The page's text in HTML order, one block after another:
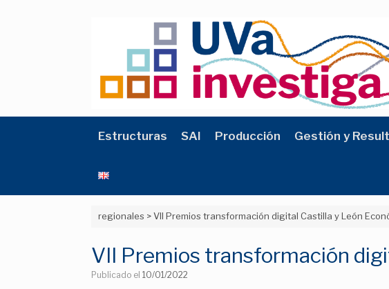
Estructuras SAI Producción Gestión y
regionales >VII Premios transformación digital Castilla y León
VII Premios transformación
Publicado el 10/01/2022